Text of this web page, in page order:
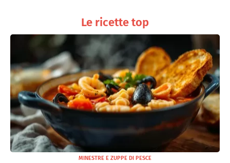
Le ricette top
MINESTRE E ZUPPE DI PESCE